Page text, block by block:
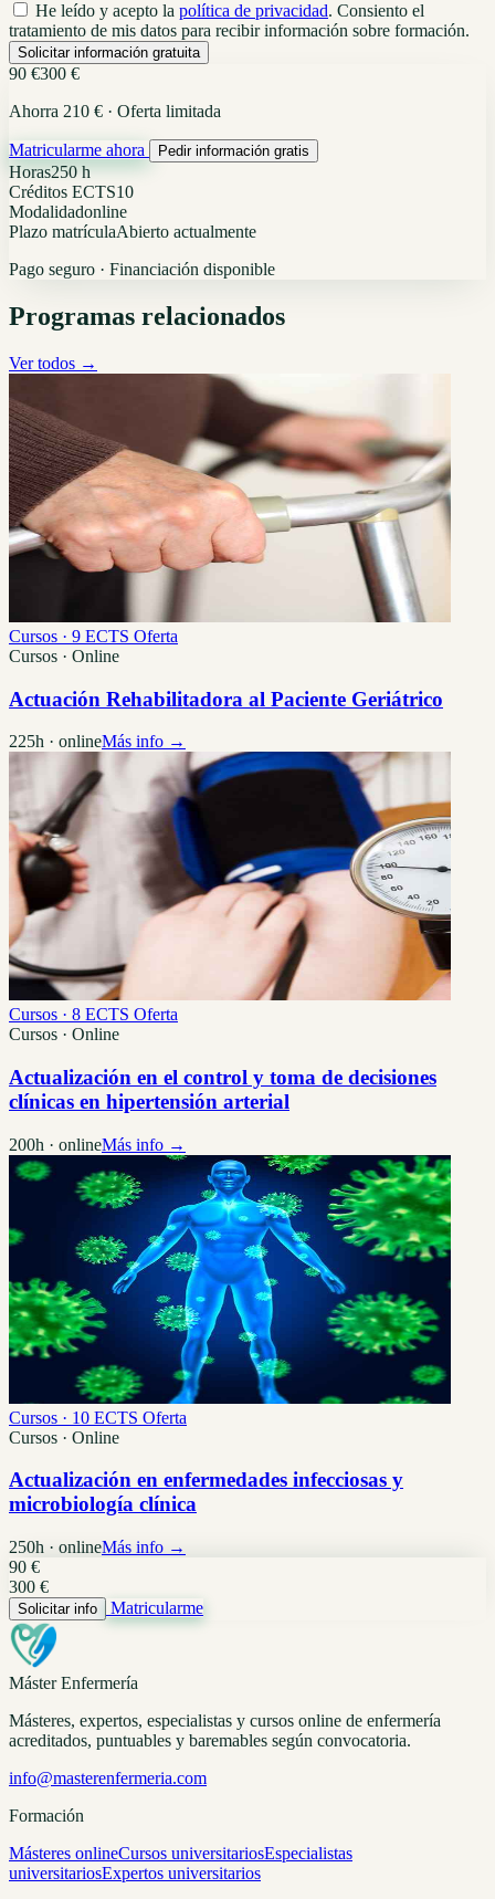
He leído y acepto la política de privacidad. Consiento el
tratamiento de mis datos para recibir información sobre formación.
Solicitar información gratuita
90 €300 €
Ahorra 210 € · Oferta limitada
Matricularme ahora Pedir información gratis
Horas250 h
Créditos ECTS10
Modalidadonline
Plazo matrículaAbierto actualmente
Pago seguro · Financiación disponible
Programas relacionados
Ver todos →
Cursos · 9 ECTS Oferta
Cursos · Online
Actuación Rehabilitadora al Paciente Geriátrico
225h · onlineMás info →
Cursos · 8 ECTS Oferta
Cursos · Online
Actualización en el control y toma de decisiones
clínicas en hipertensión arterial
200h · onlineMás info →
Cursos · 10 ECTS Oferta
Cursos · Online
Actualización en enfermedades infecciosas y
microbiología clínica
250h · onlineMás info →
90 €
300 €
Solicitar info Matricularme
Máster Enfermería
Másteres, expertos, especialistas y cursos online de enfermería
acreditados, puntuables y baremables según convocatoria.
info@masterenfermeria.com
Formación
Másteres onlineCursos universitariosEspecialistas
universitariosExpertos universitarios